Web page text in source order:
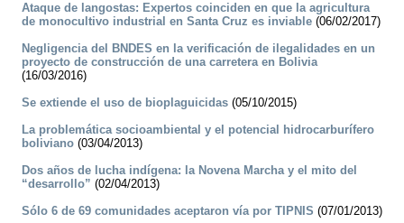
Ataque de langostas: Expertos coinciden en que la agricultura
de monocultivo industrial en Santa Cruz es inviable (06/02/2017)
Negligencia del BNDES en la verificación de ilegalidades en un
proyecto de construcción de una carretera en Bolivia
(16/03/2016)
Se extiende el uso de bioplaguicidas (05/10/2015)
La problemática socioambiental y el potencial hidrocarburífero
boliviano (03/04/2013)
Dos años de lucha indígena: la Novena Marcha y el mito del
“desarrollo” (02/04/2013)
Sólo 6 de 69 comunidades aceptaron vía por TIPNIS (07/01/2013)